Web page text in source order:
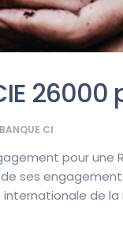
CI
pour
ses
de la